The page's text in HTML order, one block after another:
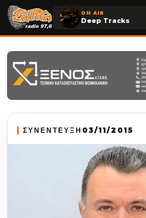
ON AIR
Deep Tracks
ΣΥΝΕΝΤΕΥΞΗ 03/11/2015